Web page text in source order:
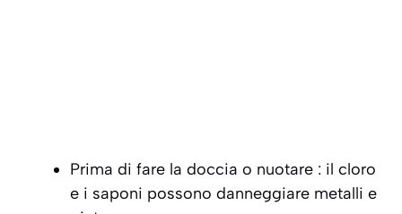
Prima di fare la doccia o nuotare : il cloro
e i saponi possono danneggiare metalli e